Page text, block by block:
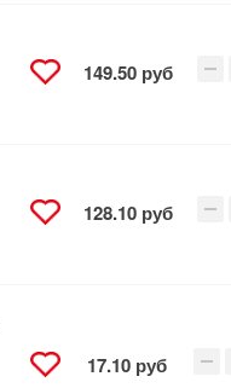
149.50 руб
128.10 руб
17.10 руб